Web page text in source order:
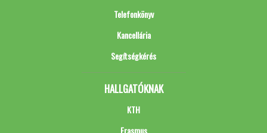
Telefonkönyv
Kancellária
Segítségkérés
HALLGATÓKNAK
KTH
Erasmus